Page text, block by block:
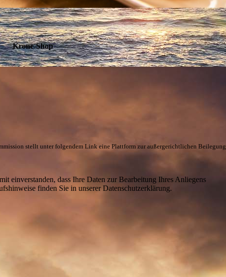
Krone-Shop
stellt unter folgendem Link eine Plattform zur außergerichtlichen Beilegung
einverstanden, dass Ihre Daten zur Bearbeitung Ihres Anliegens
finden Sie in unserer Datenschutzerklärung.